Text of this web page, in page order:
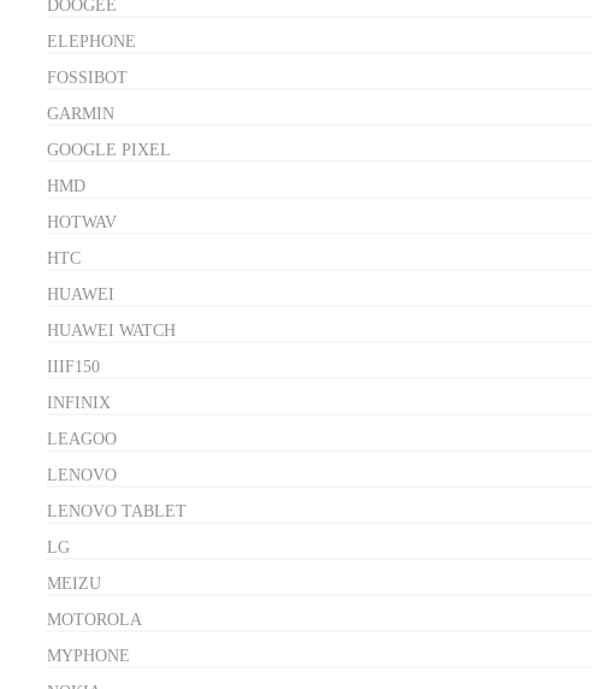
DOOGEE
ELEPHONE
FOSSIBOT
GARMIN
GOOGLE PIXEL
HMD
HOTWAV
HTC
HUAWEI
HUAWEI WATCH
IIIF150
INFINIX
LEAGOO
LENOVO
LENOVO TABLET
LG
MEIZU
MOTOROLA
MYPHONE